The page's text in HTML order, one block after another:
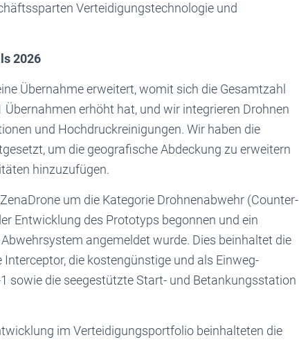
Verteidigungstechnologie und
2026
erweitert, womit sich die Gesamtzahl
erhöht hat, und wir integrieren Drohnen
und Hochdruckreinigungen. Wir haben die
um die geografische Abdeckung zu erweitern
hinzuzufügen.
um die Kategorie Drohnenabwehr (Counter-
Entwicklung des Prototyps begonnen und ein
angemeldet wurde. Dies beinhaltet die
die kostengünstige und als Einweg-
sowie die seegestützte Start- und Betankungsstation
im Verteidigungsportfolio beinhalteten die